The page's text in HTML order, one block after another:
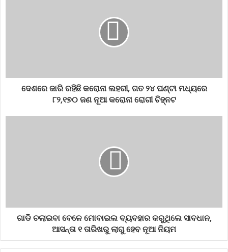
durt
state subcollectorodisha talcher
ଦେଶରେ ଜାରି ରହିଛି କରୋନା ଲହରୀ, ଗତ ୨୪ ଘଣ୍ଟା ମଧ୍ୟରେ
୮୨,୧୭୦ ଜଣ ନୂଆ କରୋନା ରୋଗୀ ଚିହ୍ନଟ
ଗାଡି ଚଲାଇବା ବେଳେ ମୋବାଇଲ ବ୍ୟବହାର କରୁଥିଲେ ସାବଧାନ,
ଆସନ୍ତା ୧ ତାରିଖରୁ ଲାଗୁ ହେବ ନୂଆ ନିୟମ